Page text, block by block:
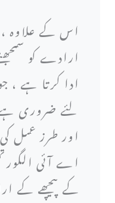
اس کے
ارادے کو
ادا کرتا ہے
لئے ضروری
اور طرز عمل
اے آئی
کے پیچھے کے